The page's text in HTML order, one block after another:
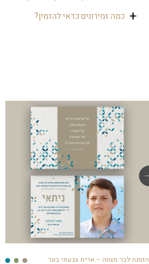
זמירון הוא מזכרת נהדרת ושימושית
כמה זמירונים כדאי להזמין?
הזמנה לבר מצווה – אריח צבעוני בוגר